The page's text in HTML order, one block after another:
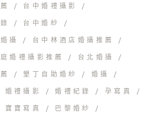
台中婚禮攝影
台中婚紗
攝 台中林酒店婚攝推薦
婚禮攝影推薦 台北婚攝
墾丁自助婚紗 婚攝
婚禮攝影 婚禮紀錄 孕寫真
寶寶寫真 巴黎婚紗